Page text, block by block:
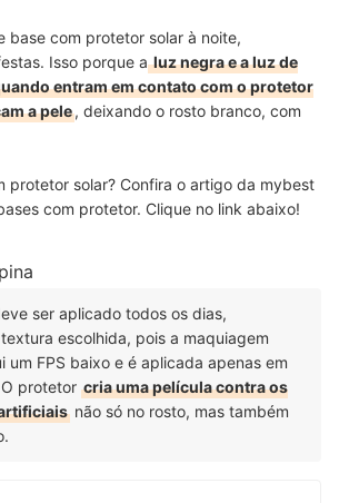
base com protetor solar à noite,
Isso porque aluz negra e a luz de
entram em contato com o protetor
a pele, deixando o rosto branco, com
protetor solar? Confira o artigo da mybest
com protetor. Clique no link abaixo!
ser aplicado todos os dias,
escolhida, pois a maquiagem
um FPS baixo e é aplicada apenas em
protetor cria uma película contra os
não só no rosto, mas também